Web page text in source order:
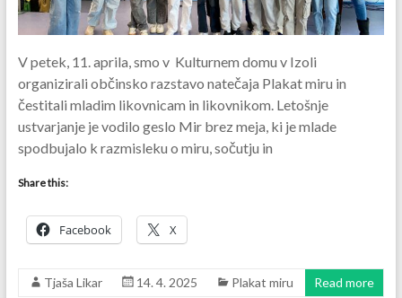
V petek, 11. aprila, smo v Kulturnem domu v Izoli
organizirali občinsko razstavo natečaja Plakat miru in
čestitali mladim likovnicam in likovnikom. Letošnje
ustvarjanje je vodilo geslo Mir brez meja, ki je mlade
spodbujalo k razmisleku o miru, sočutju in
Share this:
Facebook X
Tjaša Likar 14. 4. 2025 Plakat miru Read more